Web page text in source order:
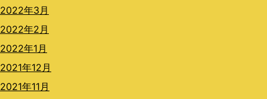
2022年3月
2022年2月
2022年1月
2021年12月
2021年11月